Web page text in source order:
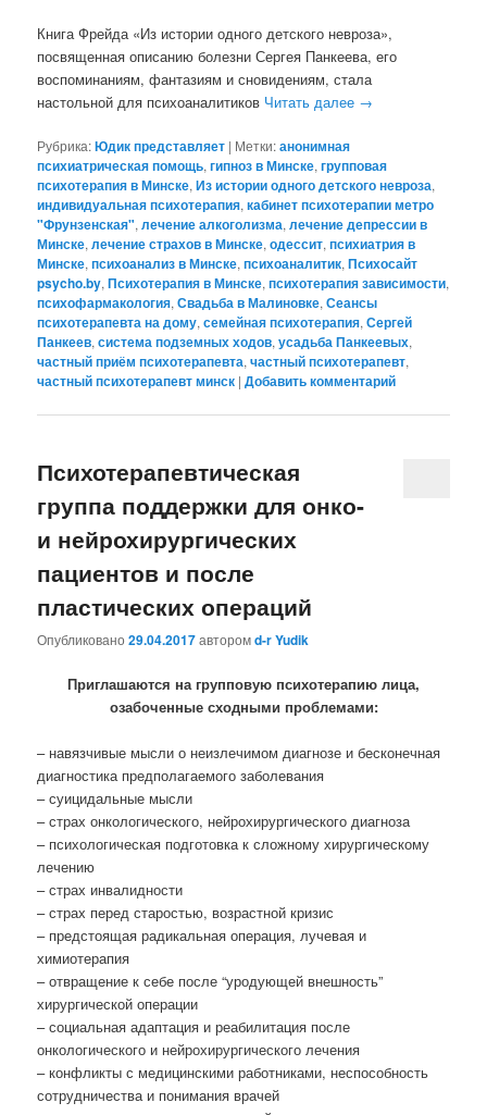
Книга Фрейда «Из истории одного детского невроза»,
посвященная описанию болезни Сергея Панкеева, его
воспоминаниям, фантазиям и сновидениям, стала
настольной для психоаналитиков Читать далее →
Рубрика:Юдик представляет | Метки:анонимная
психиатрическая помощь,гипноз в Минске,групповая
психотерапия в Минске,Из истории одного детского невроза,
индивидуальная психотерапия,кабинет психотерапии метро
"Фрунзенская",лечение алкоголизма,лечение депрессии в
Минске,лечение страхов в Минске,одессит,психиатрия в
Минске,психоанализ в Минске,психоаналитик,Психосайт
psycho.by,Психотерапия в Минске,психотерапия зависимости,
психофармакология,Свадьба в Малиновке,Сеансы
психотерапевта на дому,семейная психотерапия,Сергей
Панкеев,система подземных ходов,усадьба Панкеевых,
частный приём психотерапевта,частный психотерапевт,
частный психотерапевт минск |Добавить комментарий
Психотерапевтическая
группа поддержки для онко-
и нейрохирургических
пациентов и после
пластических операций
Опубликовано29.04.2017авторомd-r Yudik
Приглашаются на групповую психотерапию лица,
озабоченные сходными проблемами:
– навязчивые мысли о неизлечимом диагнозе и бесконечная
диагностика предполагаемого заболевания
– суицидальные мысли
– страх онкологического, нейрохирургического диагноза
– психологическая подготовка к сложному хирургическому
лечению
– страх инвалидности
– страх перед старостью, возрастной кризис
– предстоящая радикальная операция, лучевая и
химиотерапия
– отвращение к себе после “уродующей внешность”
хирургической операции
– социальная адаптация и реабилитация после
онкологического и нейрохирургического лечения
– конфликты с медицинскими работниками, неспособность
сотрудничества и понимания врачей